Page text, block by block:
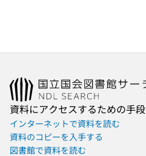
資料にアクセスするための手段
インターネットで資料を読む
資料のコピーを入手する
図書館で資料を読む